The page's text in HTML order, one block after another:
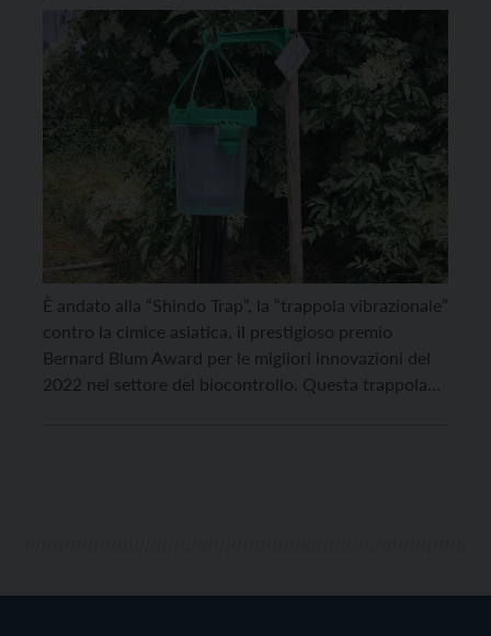
contro la cimice asiatica
È andato alla “Shindo Trap”, la “trappola vibrazionale”
contro la cimice asiatica, il prestigioso premio
Bernard Blum Award per le migliori innovazioni del
2022 nel settore del biocontrollo. Questa trappola